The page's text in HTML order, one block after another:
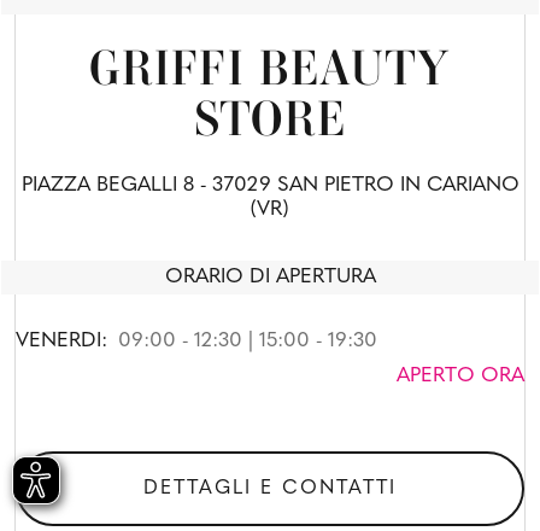
GRIFFI BEAUTY
STORE
PIAZZA BEGALLI 8 - 37029 SAN PIETRO IN CARIANO
(VR)
ORARIO DI APERTURA
VENERDI:
09:00 - 12:30 | 15:00 - 19:30
APERTO ORA
DETTAGLI E CONTATTI